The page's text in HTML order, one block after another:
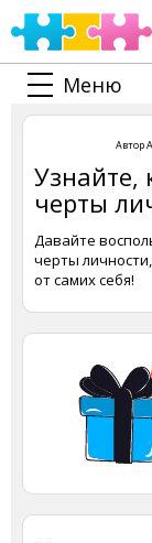
Меню
Автор
Узнайте,
черты
Давайте
черты
от самих себя!